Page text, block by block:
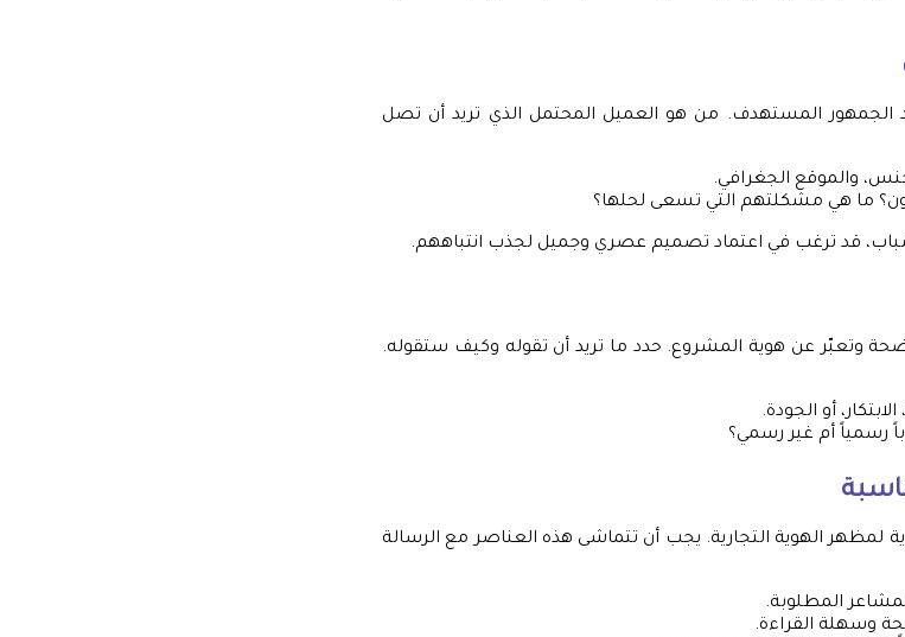
الجمهور المستهدف. من هو العميل المحتمل الذي تريد أن تصل
والموقع الجغرافي.
ما هي مشكلتهم التي تسعى لحلها؟
قد ترغب في اعتماد تصميم عصري وجميل لجذب انتباههم.
وتعبّر عن هوية المشروع. حدد ما تريد أن تقوله وكيف ستقوله.
أو الجودة.
رسمياً أم غير رسمي؟
لمظهر الهوية التجارية. يجب أن تتماشى هذه العناصر مع الرسالة
المطلوبة.
وسهلة القراءة.